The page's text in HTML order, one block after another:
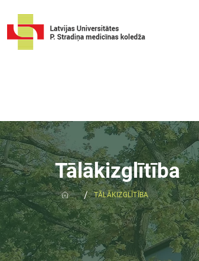
Tālākizglītība
/ TĀLĀKIZGLĪTĪBA